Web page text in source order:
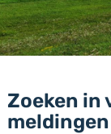
Zoeken in
meldingen